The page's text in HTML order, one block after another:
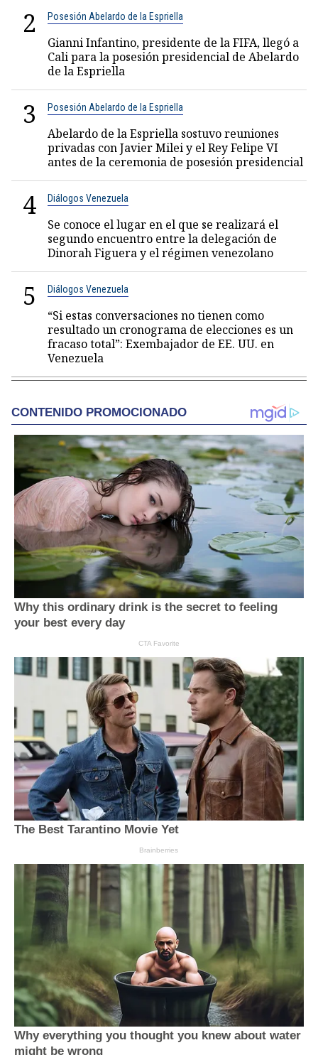
2 Posesión Abelardo de la Espriella
Gianni Infantino, presidente de la FIFA, llegó a
Cali para la posesión presidencial de Abelardo
de la Espriella
3 Posesión Abelardo de la Espriella
Abelardo de la Espriella sostuvo reuniones
privadas con Javier Milei y el Rey Felipe VI
antes de la ceremonia de posesión presidencial
4 Diálogos Venezuela
Se conoce el lugar en el que se realizará el
segundo encuentro entre la delegación de
Dinorah Figuera y el régimen venezolano
5 Diálogos Venezuela
“Si estas conversaciones no tienen como
resultado un cronograma de elecciones es un
fracaso total”: Exembajador de EE. UU. en
Venezuela